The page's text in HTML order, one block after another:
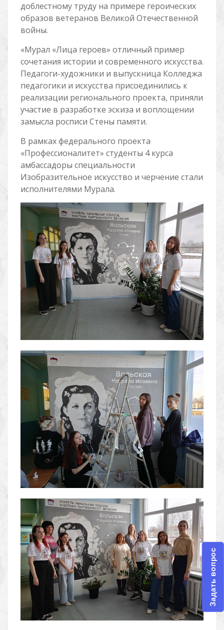
доблестному труду на примере героических
образов ветеранов Великой Отечественной
войны.
«Мурал «Лица героев» отличный пример
сочетания истории и современного искусства.
Педагоги-художники и выпускница Колледжа
педагогики и искусства присоединились к
реализации регионального проекта, приняли
участие в разработке эскиза и воплощении
замысла росписи Стены памяти.
В рамках федерального проекта
«Профессионалитет» студенты 4 курса
амбассадоры специальности
Изобразительное искусство и черчение стали
исполнителями Мурала.
Задать вопрос